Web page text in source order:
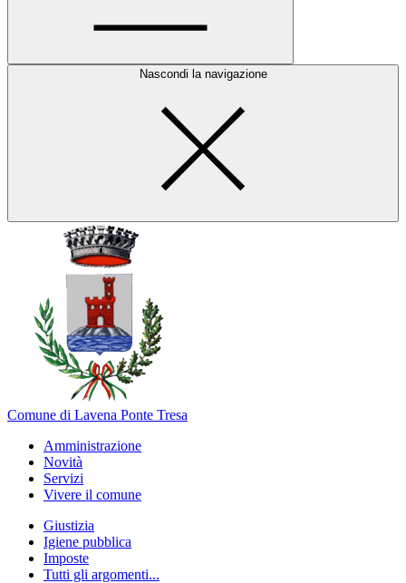
Nascondi la navigazione
Comune di Lavena Ponte Tresa
Amministrazione
Novità
Servizi
Vivere il comune
Giustizia
Igiene pubblica
Imposte
Tutti gli argomenti...